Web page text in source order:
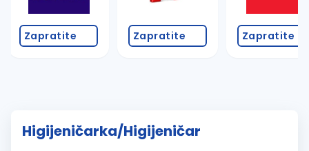
Zapratite Zapratite Zapratite
Higijeničarka/Higijeničar